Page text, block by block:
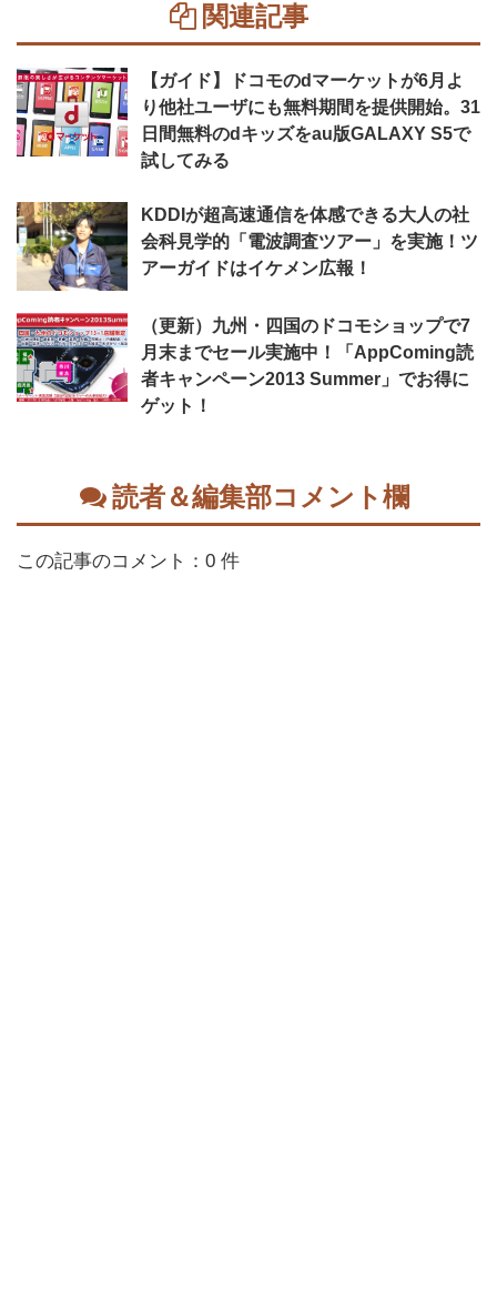
関連記事
【ガイド】ドコモのdマーケットが6月よ
り他社ユーザにも無料期間を提供開始。31
日間無料のdキッズをau版GALAXY S5で
試してみる
KDDIが超高速通信を体感できる大人の社
会科見学的「電波調査ツアー」を実施！ツ
アーガイドはイケメン広報！
（更新）九州・四国のドコモショップで7
月末までセール実施中！「AppComing読
者キャンペーン2013 Summer」でお得に
ゲット！
読者＆編集部コメント欄
この記事のコメント：0 件